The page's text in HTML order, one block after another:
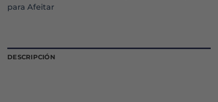
para Afeitar
DESCRIPCIÓN